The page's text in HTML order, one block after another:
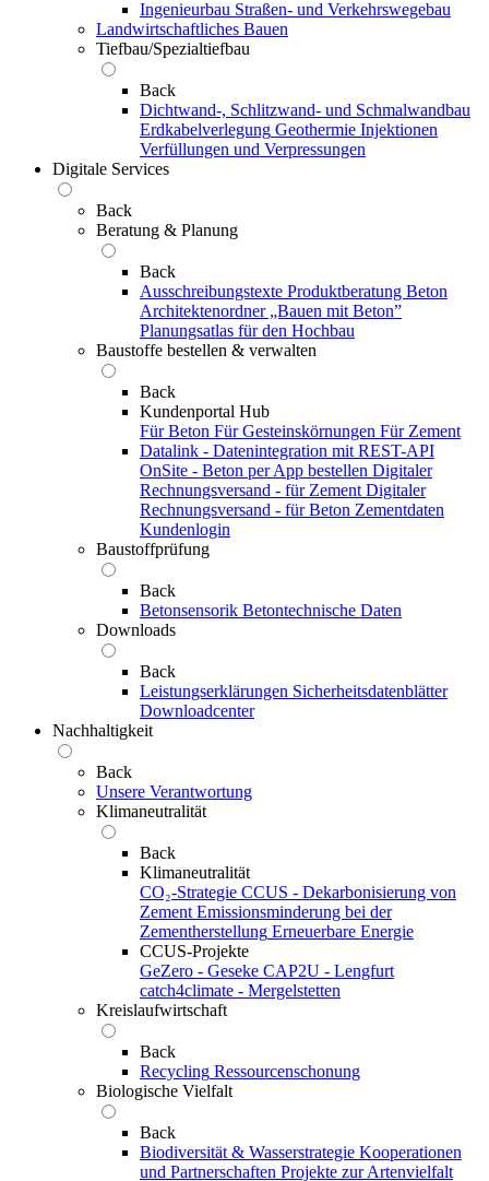
Ingenieurbau Straßen- und Verkehrswegebau
Landwirtschaftliches Bauen
Tiefbau/Spezialtiefbau
Back
Dichtwand-, Schlitzwand- und Schmalwandbau
Erdkabelverlegung Geothermie Injektionen
Verfüllungen und Verpressungen
Digitale Services
Back
Beratung & Planung
Back
Ausschreibungstexte Produktberatung Beton
Architektenordner „Bauen mit Beton”
Planungsatlas für den Hochbau
Baustoffe bestellen & verwalten
Back
Kundenportal Hub
Für Beton Für Gesteinskörnungen Für Zement
Datalink - Datenintegration mit REST-API
OnSite - Beton per App bestellen Digitaler
Rechnungsversand - für Zement Digitaler
Rechnungsversand - für Beton Zementdaten
Kundenlogin
Baustoffprüfung
Back
Betonsensorik Betontechnische Daten
Downloads
Back
Leistungserklärungen Sicherheitsdatenblätter
Downloadcenter
Nachhaltigkeit
Back
Unsere Verantwortung
Klimaneutralität
Back
Klimaneutralität
CO₂-Strategie CCUS - Dekarbonisierung von
Zement Emissionsminderung bei der
Zementherstellung Erneuerbare Energie
CCUS-Projekte
GeZero - Geseke CAP2U - Lengfurt
catch4climate - Mergelstetten
Kreislaufwirtschaft
Back
Recycling Ressourcenschonung
Biologische Vielfalt
Back
Biodiversität & Wasserstrategie Kooperationen
und Partnerschaften Projekte zur Artenvielfalt